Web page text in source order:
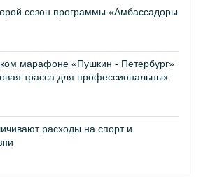
сезон программы «Амбассадоры
марафоне «Пушкин - Петербург»
трасса для профессиональных
расходы на спорт и